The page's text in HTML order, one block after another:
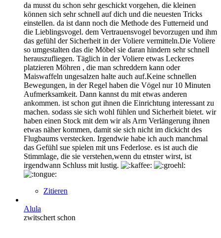
da musst du schon sehr geschickt vorgehen, die kleinen
können sich sehr schnell auf dich und die neuesten Tricks
einstellen. da ist dann noch die Methode des Futterneid und
die Lieblingsvogel. dem Vertrauensvogel bevorzugen und ihm
das gefühl der Sicherheit in der Voliere vermitteln.Die Voliere
so umgestalten das die Möbel sie daran hindern sehr schnell
herauszufliegen. Täglich in der Voliere etwas Leckeres
platzieren Möhren , die man schreddern kann oder
Maiswaffeln ungesalzen halte auch auf.Keine schnellen
Bewegungen, in der Regel haben die Vögel nur 10 Minuten
Aufmerksamkeit. Dann kannst du mit etwas anderen
ankommen. ist schon gut ihnen die Einrichtung interessant zu
machen. sodass sie sich wohl fühlen und Sicherheit bietet. wir
haben einen Stock mit dem wir als Arm Verlängerung ihnen
etwas näher kommen, damit sie sich nicht im dickicht des
Flugbaums verstecken. Irgendwie habe ich auch manchmal
das Gefühl sue spielen mit uns Federlose. es ist auch die
Stimmlage, die sie verstehen,wenn du etnster wirst, ist
irgendwann Schluss mit lustig.
Zitieren
Alula
zwitschert schon